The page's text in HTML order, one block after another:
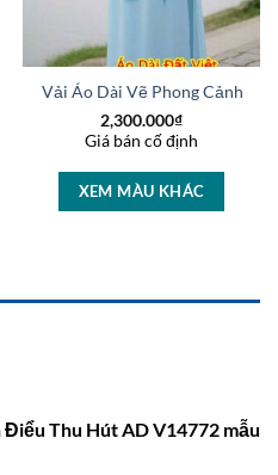
Vừa Ra AD V51025
Vải Áo Dài Vẽ Phong Cảnh
2,300.000₫
Giá bán cố định
XEM MÀU KHÁC
Điểu Thu Hút AD V14772 mẫu